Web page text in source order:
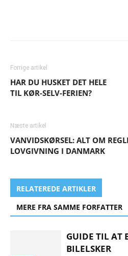
Forrige artikel
HAR DU HUSKET DET HELE
TIL KØR-SELV-FERIEN?
Næste artikel
VANVIDSKØRSEL: ALT OM
LOVGIVNING I DANMARK
RELATEREDE ARTIKLER
MERE FRA SAMME FORFATTER
GUIDE TIL AT
BILELSKER